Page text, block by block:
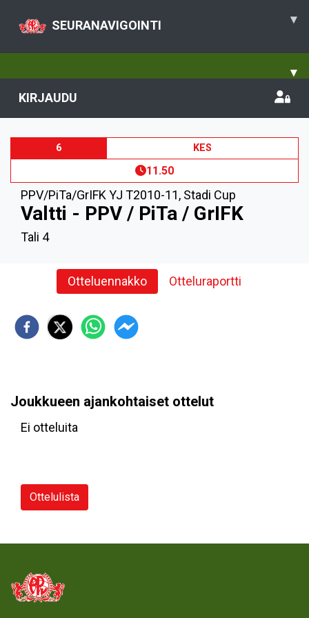
SEURANAVIGOINTI ▾
▾
KIRJAUDU
6 KES
11.50
PPV/PiTa/GrIFK YJ T2010-11, Stadi Cup
Valtti - PPV / PiTa / GrIFK
Tali 4
Otteluennakko Otteluraportti
Joukkueen ajankohtaiset ottelut
Ei otteluita
Ottelulista